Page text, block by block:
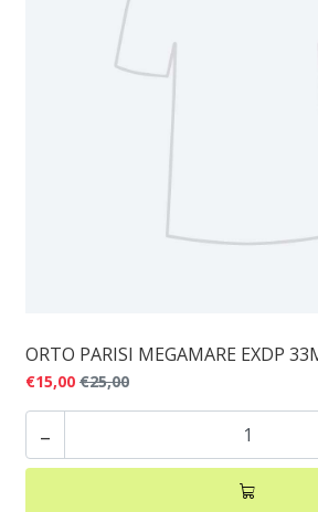
ORTO PARISI MEGAMARE EXDP
€15,00 €25,00
-